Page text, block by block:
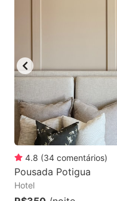
4.8 (34 comentários)
Pousada Potigua
Hotel